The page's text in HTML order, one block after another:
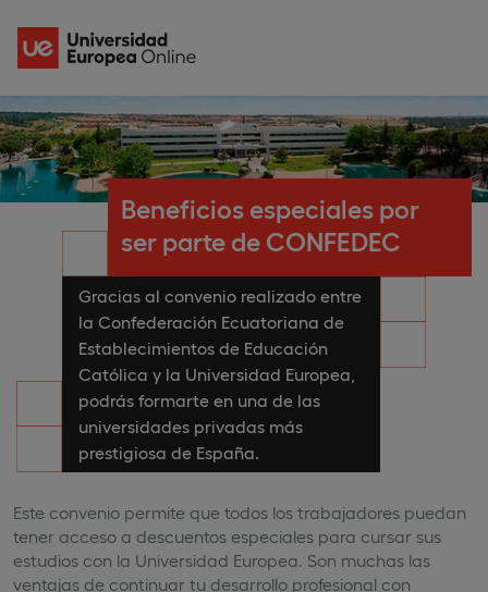
Beneficios especiales por
ser parte de CONFEDEC
Gracias al convenio realizado entre
la Confederación Ecuatoriana de
Establecimientos de Educación
Católica y la Universidad Europea,
podrás formarte en una de las
universidades privadas más
prestigiosa de España.
Este convenio permite que todos los trabajadores puedan
tener acceso a descuentos especiales para cursar sus
estudios con la Universidad Europea. Son muchas las
ventajas de continuar tu desarrollo profesional con